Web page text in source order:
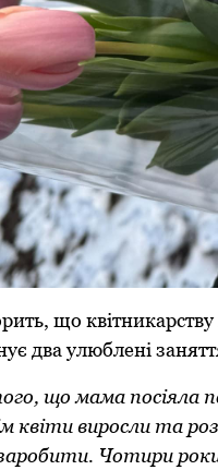
що
два улюблені
що мама посіяла
квіти виросли та
Чотири роки